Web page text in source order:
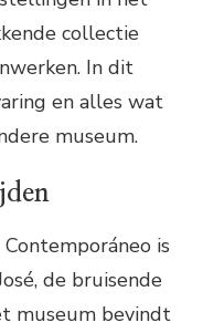
collectie
In dit
en alles wat
museum.
is
de bruisende
museum bevindt